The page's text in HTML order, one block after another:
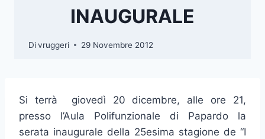
INAUGURALE
Divruggeri 29 Novembre 2012
Si terrà giovedì 20 dicembre, alle ore 21,
presso l’Aula Polifunzionale di Papardo la
serata inaugurale della 25esima stagione de “I